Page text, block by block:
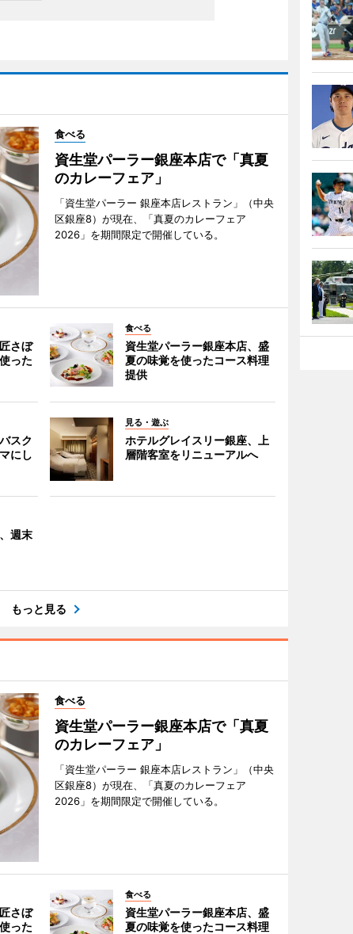
食べる
資生堂パーラー銀座本店で「真夏
のカレーフェア」
「資生堂パーラー 銀座本店レストラン」（中央
区銀座8）が現在、「真夏のカレーフェア
2026」を期間限定で開催している。
さぼ
った
食べる
資生堂パーラー銀座本店、盛
夏の味覚を使ったコース料理
提供
スク
にし
見る・遊ぶ
ホテルグレイスリー銀座、上
層階客室をリニューアルへ
週末
もっと見る
食べる
資生堂パーラー銀座本店で「真夏
のカレーフェア」
「資生堂パーラー 銀座本店レストラン」（中央
区銀座8）が現在、「真夏のカレーフェア
2026」を期間限定で開催している。
さぼ
った
食べる
資生堂パーラー銀座本店、盛
夏の味覚を使ったコース料理